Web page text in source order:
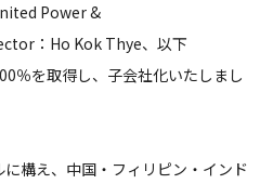
Power &
：Ho Kok Thye、以下
％を取得し、子会社化いたしまし
構え、中国・フィリピン・インド